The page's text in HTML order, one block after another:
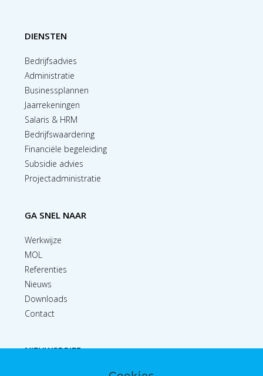
DIENSTEN
Bedrijfsadvies
Administratie
Businessplannen
Jaarrekeningen
Salaris & HRM
Bedrijfswaardering
Financiële begeleiding
Subsidie advies
Projectadministratie
GA SNEL NAAR
Werkwijze
MOL
Referenties
Nieuws
Downloads
Contact
NIEUWSBRIEF